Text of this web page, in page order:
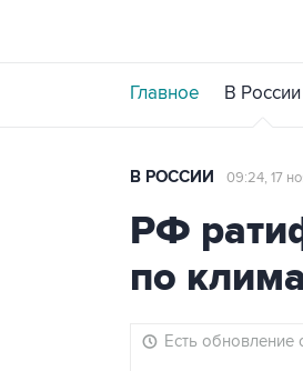
Главное В России
В РОССИИ 09:24, 17
РФ
по
Есть обновление